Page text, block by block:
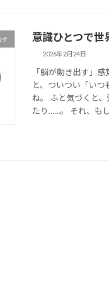
グ 意識ひとつで世
2026年2月24日
「脳が動き出す」
と、ついつい「い
ね。 ふと気づくと
たり……。 それ、も